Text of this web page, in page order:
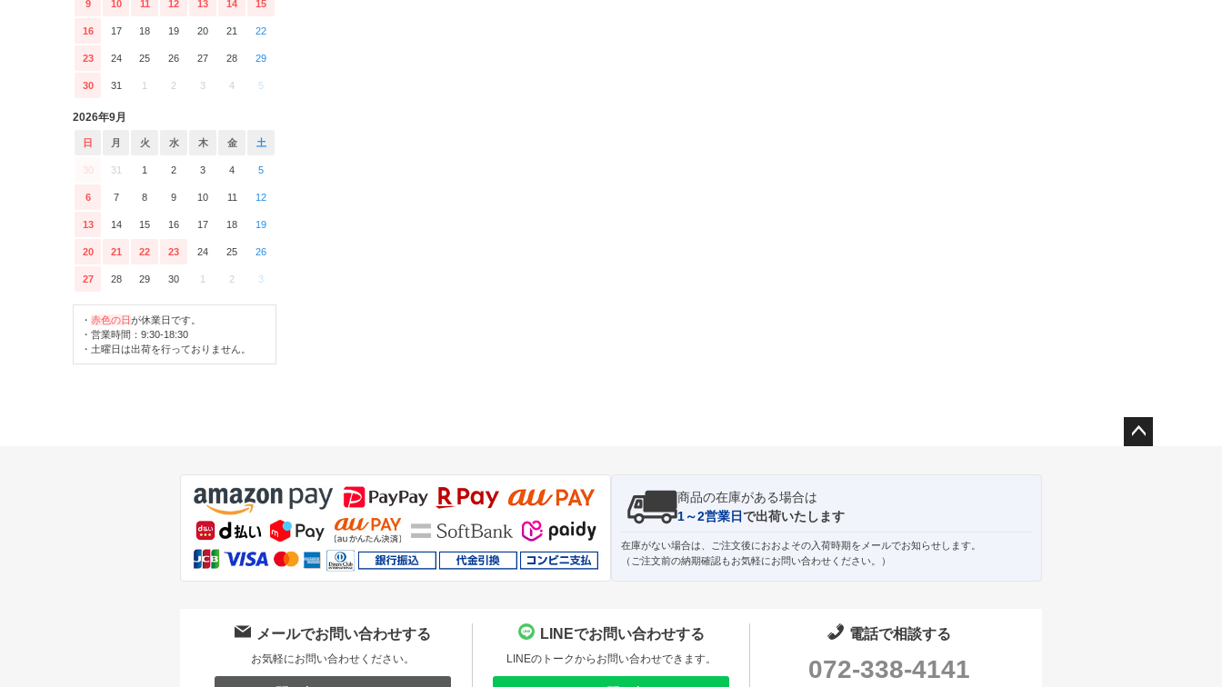
9 10 11 12 13 14 15
16 17 18 19 20 21 22
23 24 25 26 27 28 29
30 31 1 2 3 4 5
2026年9月
日 月 火 水 木 金 土
30 31 1 2 3 4 5
6 7 8 9 10 11 12
13 14 15 16 17 18 19
20 21 22 23 24 25 26
27 28 29 30 1 2 3
・ 赤色の日が休業日です。
・営業時間：9:30-18:30
・土曜日は出荷を行っておりません。
商品の在庫がある場合は
1～2営業日で出荷いたします
在庫がない場合は、ご注文後におおよその入荷時期をメールでお知らせします。
（ご注文前の納期確認もお気軽にお問い合わせください。）
メールでお問い合わせする
お気軽にお問い合わせください。
LINEでお問い合わせする
LINEのトークからお問い合わせできます。
電話で相談する
072-338-4141